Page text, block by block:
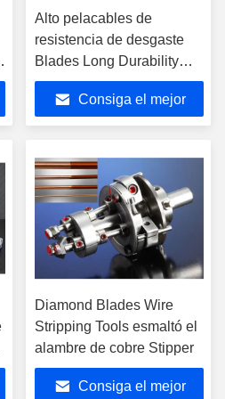
Alto pelacables de
resistencia de desgaste
Blades Long Durability
eléctricamente inofensivo
Consiga el mejor
Diamond Blades Wire
Stripping Tools esmaltó el
alambre de cobre Stipper
Consiga el mejor